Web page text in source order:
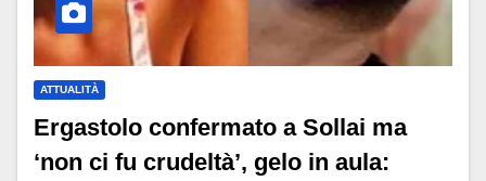
ATTUALITÀ
Ergastolo confermato a Sollai ma
‘non ci fu crudeltà’, gelo in aula: